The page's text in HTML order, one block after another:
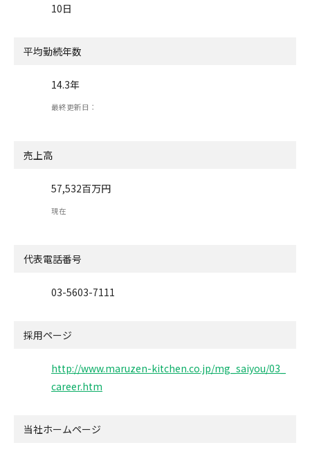
10日
平均勤続年数
14.3年
最終更新日：
売上高
57,532百万円
現在
代表電話番号
03-5603-7111
採用ページ
http://www.maruzen-kitchen.co.jp/mg_saiyou/03_
career.htm
当社ホームページ